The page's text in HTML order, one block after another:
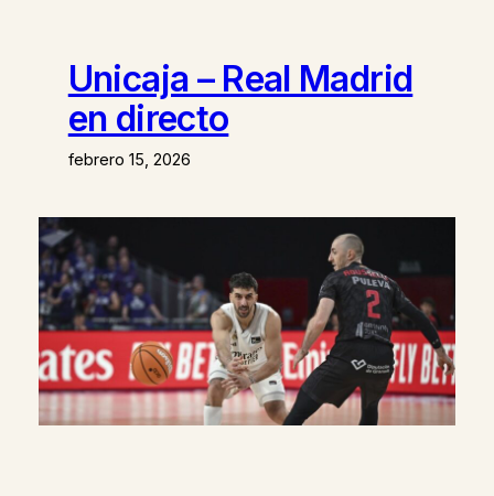
Unicaja – Real Madrid
en directo
febrero 15, 2026